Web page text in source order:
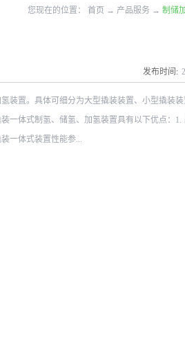
您现在的位置： 首页 → 产品服务 → 制储
发布时间:
装置。具体可细分为大型撬装装置、小型撬装
体式制氢、储氢、加氢装置具有以下优点：1.
一体式装置性能参...